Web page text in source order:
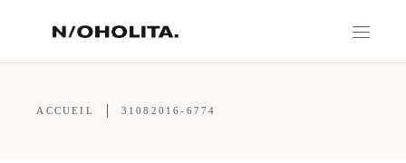
ACCUEIL 31082016-6774